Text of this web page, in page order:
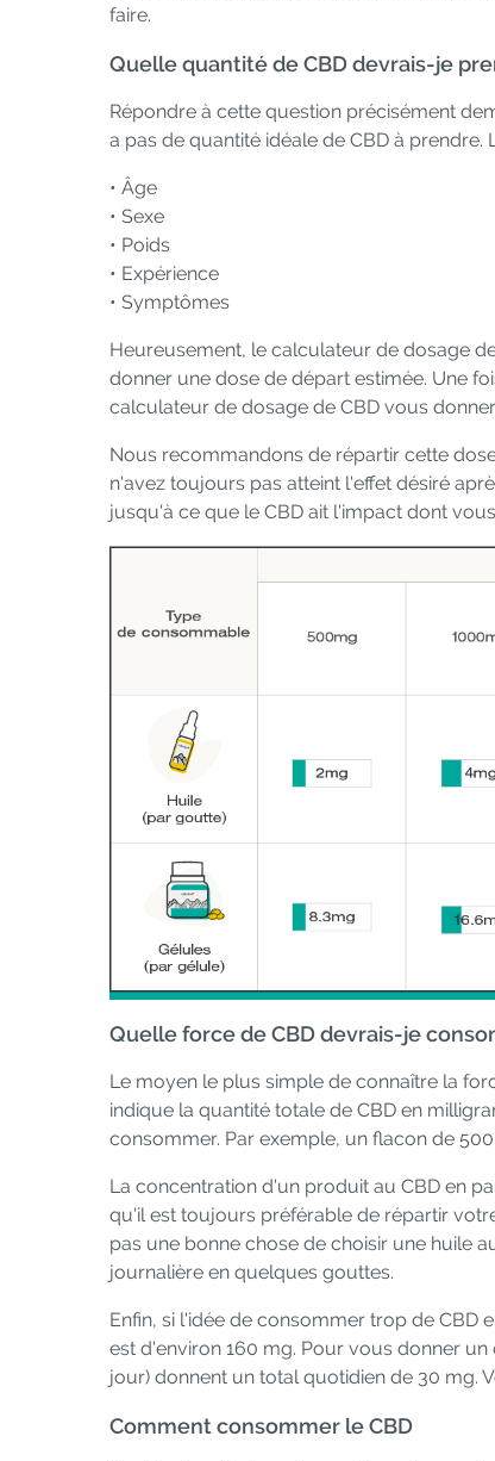
faire.
Quelle quantité de CBD devrais-je
Répondre à cette question précisément
a pas de quantité idéale de CBD à
• Âge
• Sexe
• Poids
• Expérience
• Symptômes
Heureusement, le calculateur de dosage
donner une dose de départ estimée. Une
calculateur de dosage de CBD vous
Nous recommandons de répartir cette
n'avez toujours pas atteint l'effet désiré
jusqu'à ce que le CBD ait l'impact dont
Quelle force de CBD devrais-je
Le moyen le plus simple de connaître la
indique la quantité totale de CBD en
consommer. Par exemple, un flacon de
La concentration d'un produit au CBD en
qu'il est toujours préférable de répartir
pas une bonne chose de choisir une huile
journalière en quelques gouttes.
Enfin, si l'idée de consommer trop de
est d'environ 160 mg. Pour vous donner
jour) donnent un total quotidien de 30 mg.
Comment consommer le CBD